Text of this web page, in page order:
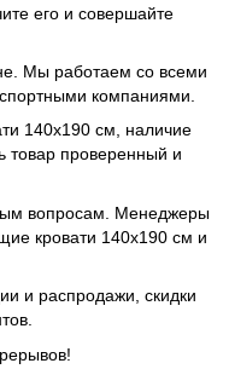
его и совершайте
Мы работаем со всеми
компаниями.
140x190 см, наличие
товар проверенный и
вопросам. Менеджеры
кровати 140x190 см и
и распродажи, скидки